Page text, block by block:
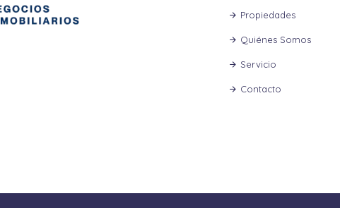
Propiedades
Quiénes Somos
Servicio
Contacto